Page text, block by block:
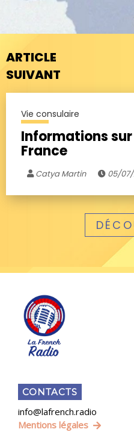
ARTICLE
SUIVANT
Vie consulaire
Informations
France
Catya Martin 05/07/
CONTACTS
info@lafrench.radio
Mentions légales